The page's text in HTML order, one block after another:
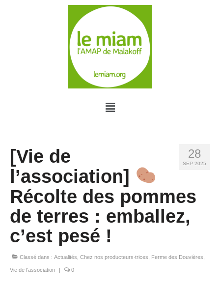
28
SEP 2025
[Vie de
l’association]
Récolte des pommes
de terres : emballez,
c’est pesé !
Classé dans : Actualités Chez nos producteurs‧trices Ferme des Douvières
Vie de l'association | 0